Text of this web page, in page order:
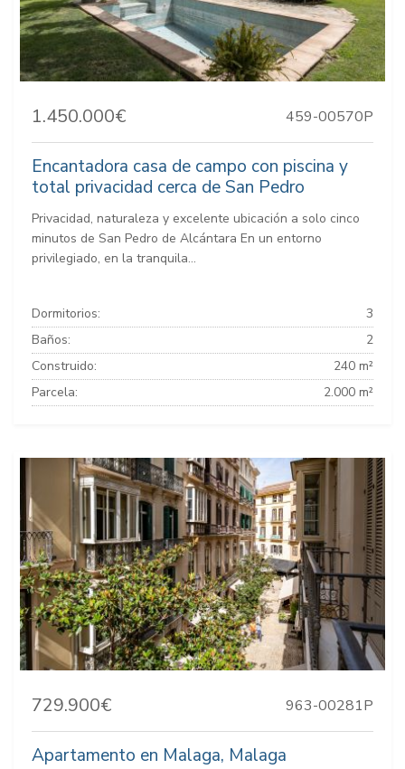
1.450.000€ 459-00570P
Encantadora casa de campo con piscina y
total privacidad cerca de San Pedro
Privacidad, naturaleza y excelente ubicación a solo cinco
minutos de San Pedro de Alcántara En un entorno
privilegiado, en la tranquila...
Dormitorios:
3
Baños:
2
Construido:
240 m²
Parcela:
2.000 m²
729.900€ 963-00281P
Apartamento en Malaga, Malaga